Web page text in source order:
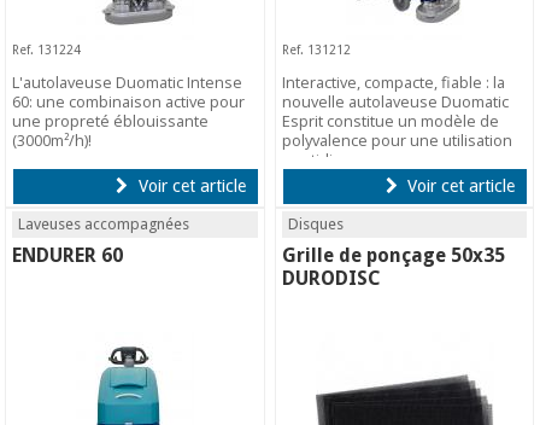
Ref. 131224
L'autolaveuse Duomatic Intense
60: une combinaison active pour
une propreté éblouissante
(3000m²/h)!
Voir cet article
Ref. 131212
Interactive, compacte, fiable : la
nouvelle autolaveuse Duomatic
Esprit constitue un modèle de
polyvalence pour une utilisation
quotidienne.
Voir cet article
Laveuses accompagnées
ENDURER 60
Disques
Grille de ponçage 50x35
DURODISC